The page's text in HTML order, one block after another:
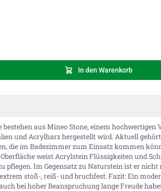
In den Warenkorb
bestehen aus Mineo Stone, einem hochwertigen
und Acrylharz hergestellt wird. Aktuell gehört
die im Badezimmer zum Einsatz kommen
weist Acrylstein Flüssigkeiten und
pflegen. Im Gegensatz zu Naturstein ist er
stoß-, reiß- und bruchfest. Fazit: Ein
bei hoher Beanspruchung lange Freude